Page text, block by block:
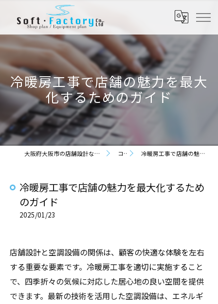
冷暖房工事で店舗の魅力を最大
化するためのガイド
大阪府大阪市の店舗設計なら株式会社ソフト・ファクトリー コラム 冷暖房工事で店舗の魅力を最大化するためのガイド
冷暖房工事で店舗の魅力を最大化するため
のガイド
2025/01/23
店舗設計と空調設備の関係は、顧客の快適な体験を左右
する重要な要素です。冷暖房工事を適切に実施すること
で、四季折々の気候に対応した居心地の良い空間を提供
できます。最新の技術を活用した空調設備は、エネルギ